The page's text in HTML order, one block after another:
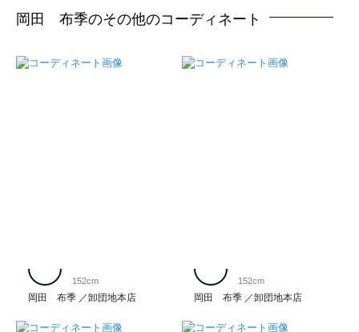
岡田 布季のその他のコーディネート
岡田 布季 卸団地本店
152cm
岡田 布季 卸団地本店
152cm